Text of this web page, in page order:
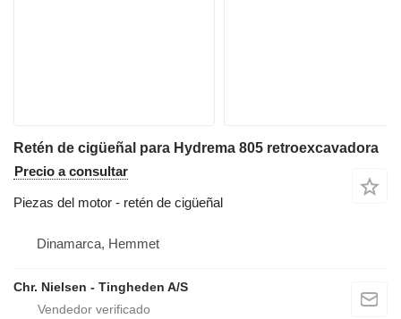
Retén de cigüeñal para Hydrema 805 retroexcavadora
Precio a consultar
Piezas del motor - retén de cigüeñal
Dinamarca, Hemmet
Chr. Nielsen - Tingheden A/S